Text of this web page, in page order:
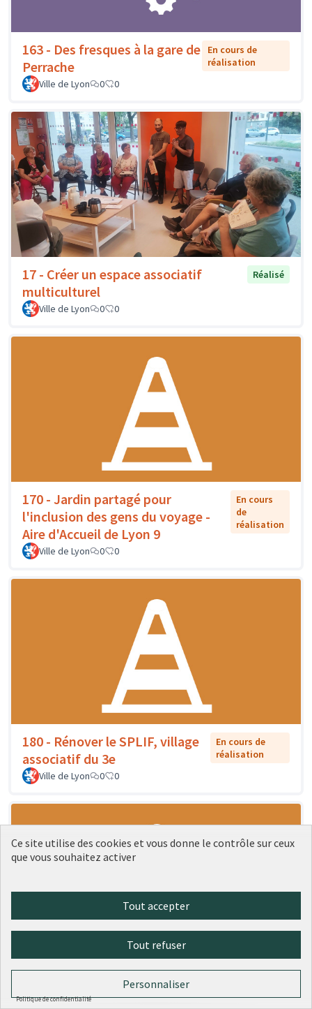
163 - Des fresques à la gare de
Perrache
En cours de
réalisation
Ville de Lyon
0 0
17 - Créer un espace associatif
multiculturel
Réalisé
Ville de Lyon 0 0
170 - Jardin partagé pour
l'inclusion des gens du voyage -
Aire d'Accueil de Lyon 9
En cours
de
réalisation
Ville de Lyon 0 0
180 - Rénover le SPLIF, village
associatif du 3e
En cours de
réalisation
Ville de Lyon
0 0
181 - Rénovation du pavillon sud
de la place des Pavillons
Ville de Lyon
0 0
Ce site utilise des cookies et vous donne le contrôle sur ceux
que vous souhaitez activer
Tout accepter
Tout refuser
Personnaliser
Politique de confidentialité